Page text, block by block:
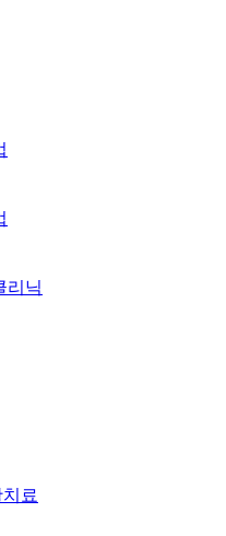
리닉
료